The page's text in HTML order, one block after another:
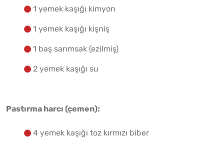
1 yemek kaşığı kimyon
1 yemek kaşığı kişniş
1 baş sarımsak (ezilmiş)
2 yemek kaşığı su
Pastırma harcı (çemen):
4 yemek kaşığı toz kırmızı biber